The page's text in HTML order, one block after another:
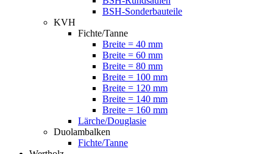
BSH-Sonderbauteile
KVH
Fichte/Tanne
Breite = 40 mm
Breite = 60 mm
Breite = 80 mm
Breite = 100 mm
Breite = 120 mm
Breite = 140 mm
Breite = 160 mm
Lärche/Douglasie
Duolambalken
Fichte/Tanne